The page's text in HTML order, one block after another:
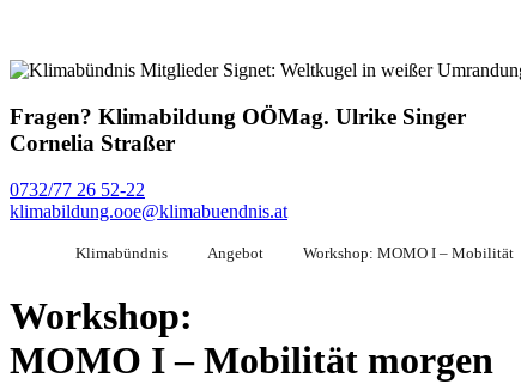
Fragen? Klimabildung OÖMag. Ulrike Singer
Cornelia Straßer
0732/77 26 52-22
klimabildung.ooe@klimabuendnis.at
Klimabündnis Angebot Workshop: MOMO I – Mobilität
Workshop:
MOMO I – Mobilität morgen